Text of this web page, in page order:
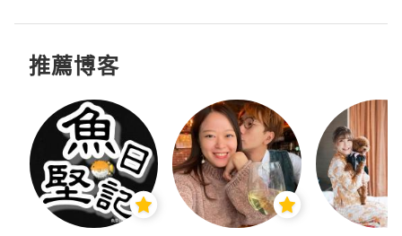
推薦博客